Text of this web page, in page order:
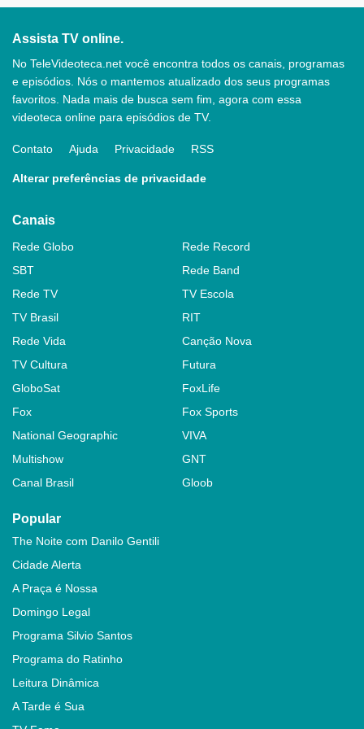
Assista TV online.
No TeleVideoteca.net você encontra todos os canais, programas
e episódios. Nós o mantemos atualizado dos seus programas
favoritos. Nada mais de busca sem fim, agora com essa
videoteca online para episódios de TV.
Contato Ajuda Privacidade RSS
Alterar preferências de privacidade
Canais
Rede Globo
Rede Record
SBT
Rede Band
Rede TV
TV Escola
TV Brasil
RIT
Rede Vida
Canção Nova
TV Cultura
Futura
GloboSat
FoxLife
Fox
Fox Sports
National Geographic
VIVA
Multishow
GNT
Canal Brasil
Gloob
Popular
The Noite com Danilo Gentili
Cidade Alerta
A Praça é Nossa
Domingo Legal
Programa Silvio Santos
Programa do Ratinho
Leitura Dinâmica
A Tarde é Sua